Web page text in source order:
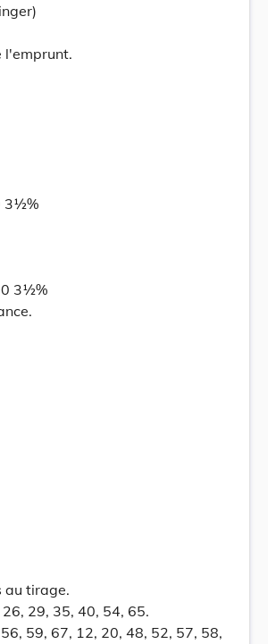
l'emprunt.
3½%
3½%
au tirage.
29, 35, 40, 54, 65.
59, 67, 12, 20, 48, 52, 57, 58,